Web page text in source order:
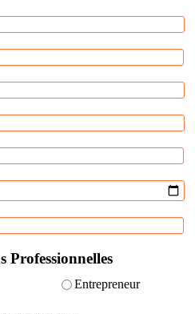
Professionnelles
Entrepreneur